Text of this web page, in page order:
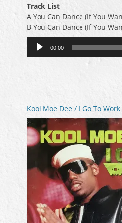
Track List
A You Can Dance (If You
B You Can Dance (If You
ー
00:00
Kool Moe Dee / I Go To Work